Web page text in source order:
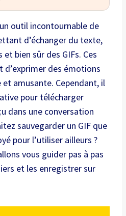
outil incontournable de
d’échanger du texte,
bien sûr des GIFs. Ces
des émotions
amusante. Cependant, il
pour télécharger
dans une conversation
sauvegarder un GIF que
pour l’utiliser ailleurs ?
vous guider pas à pas
et les enregistrer sur